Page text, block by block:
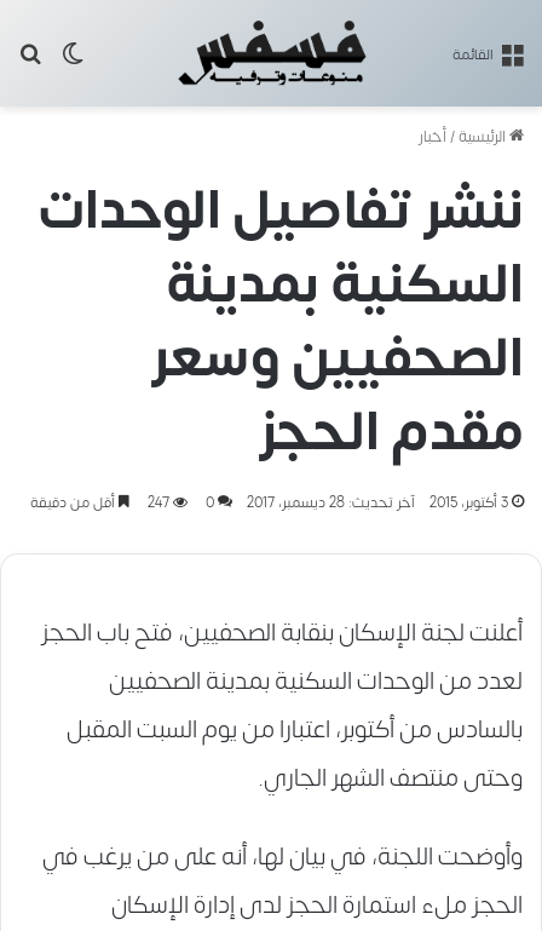
القائمة
الرئيسية/أخبار
ننشر تفاصيل الوحدات
السكنية بمدينة
الصحفيين وسعر
مقدم الحجز
3 أكتوبر، 2015 آخر تحديث: 28 ديسمبر، 2017 0
247 أقل من دقيقة
أعلنت لجنة الإسكان بنقابة الصحفيين، فتح باب الحجز
لعدد من الوحدات السكنية بمدينة الصحفيين
بالسادس من أكتوبر، اعتبارا من يوم السبت المقبل
وحتى منتصف الشهر الجاري.
وأوضحت اللجنة، في بيان لها، أنه على من يرغب في
الحجز ملء استمارة الحجز لدى إدارة الإسكان